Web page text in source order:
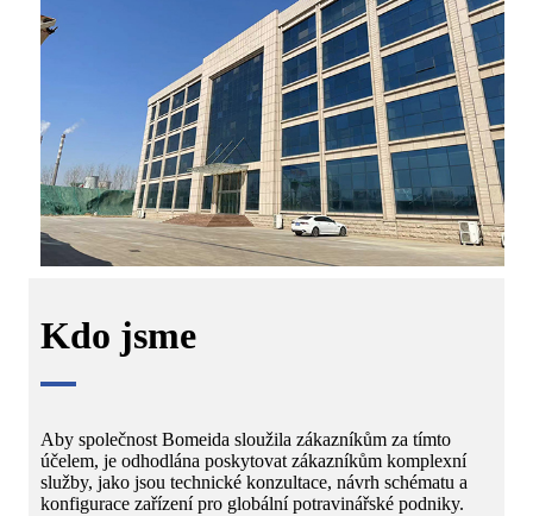
Kdo jsme
Aby společnost Bomeida sloužila zákazníkům za tímto
účelem, je odhodlána poskytovat zákazníkům komplexní
služby, jako jsou technické konzultace, návrh schématu a
konfigurace zařízení pro globální potravinářské podniky.